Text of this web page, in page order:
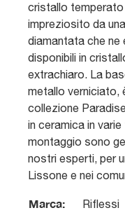
cristallo temperato
impreziosito da
diamantata che ne
disponibili in
extrachiaro. La
metallo verniciato,
collezione
in ceramica in
montaggio sono
nostri esperti, per
Lissone e nei
Marca: Riflessi